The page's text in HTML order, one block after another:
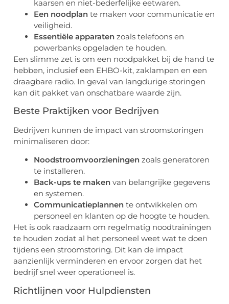
kaarsen en niet-bederfelijke eetwaren.
Een noodplan te maken voor communicatie en
veiligheid.
Essentiële apparaten zoals telefoons en
powerbanks opgeladen te houden.
Een slimme zet is om een noodpakket bij de hand te
hebben, inclusief een EHBO-kit, zaklampen en een
draagbare radio. In geval van langdurige storingen
kan dit pakket van onschatbare waarde zijn.
Beste Praktijken voor Bedrijven
Bedrijven kunnen de impact van stroomstoringen
minimaliseren door:
Noodstroomvoorzieningen zoals generatoren
te installeren.
Back-ups te maken van belangrijke gegevens
en systemen.
Communicatieplannen te ontwikkelen om
personeel en klanten op de hoogte te houden.
Het is ook raadzaam om regelmatig noodtrainingen
te houden zodat al het personeel weet wat te doen
tijdens een stroomstoring. Dit kan de impact
aanzienlijk verminderen en ervoor zorgen dat het
bedrijf snel weer operationeel is.
Richtlijnen voor Hulpdiensten